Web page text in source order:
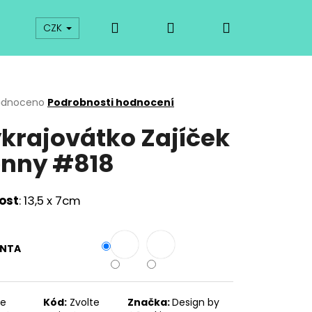
Kurzy Odkazy O vykrajovátkách
CZK Přihlášení
Podrobnosti hodnocení
Zajíček
#818
: 13,5 x 7cm
Kód: Zvolte
Značka:Design by